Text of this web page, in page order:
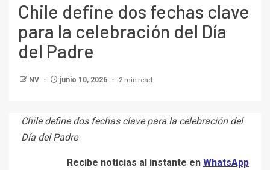
Chile define dos fechas clave
para la celebración del Día
del Padre
NV junio 10, 2026 2 min read
Chile define dos fechas clave para la celebración del
Día del Padre
Recibe noticias al instante en WhatsApp